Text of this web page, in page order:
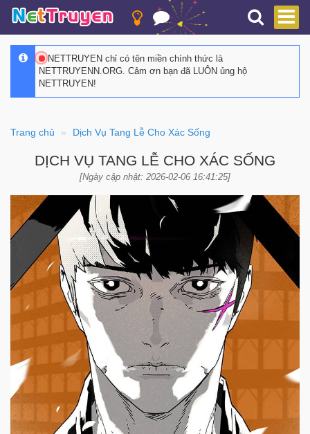
NETTRUYEN chỉ có tên miền chính thức là
NETTRUYENN.ORG. Cảm ơn bạn đã LUÔN ủng hộ
NETTRUYEN!
Trang chủ Dịch Vụ Tang Lễ Cho Xác Sống
DỊCH VỤ TANG LỄ CHO XÁC SỐNG
[Ngày cập nhật: 2026-02-06 16:41:25]